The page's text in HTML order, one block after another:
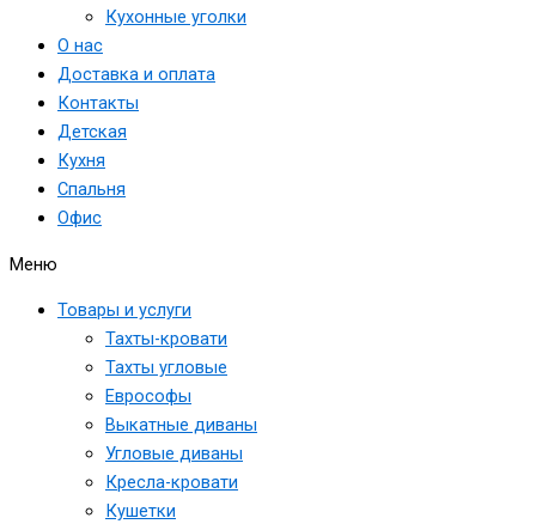
Кухонные уголки
О нас
Доставка и оплата
Контакты
Детская
Кухня
Спальня
Офис
Меню
Товары и услуги
Тахты-кровати
Тахты угловые
Еврософы
Выкатные диваны
Угловые диваны
Кресла-кровати
Кушетки